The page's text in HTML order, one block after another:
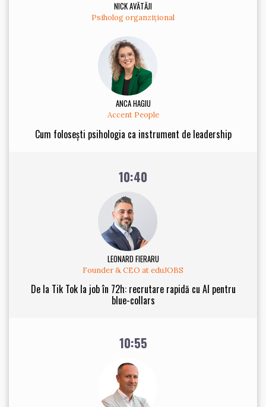
NICK AVĂTĂJI
Psiholog organzițional
ANCA HAGIU
Accent People
Cum folosești psihologia ca instrument de leadership
10:40
LEONARD FIERARU
Founder & CEO at eduJOBS
De la Tik Tok la job în 72h: recrutare rapidă cu AI pentru
blue-collars
10:55